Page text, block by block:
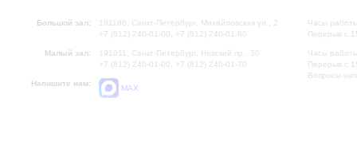
Большой зал:
191186, Санкт-Петербург, Михайловская ул., 2
+7 (812) 240-01-00, +7 (812) 240-01-80
Малый зал:
191011, Санкт-Петербург, Невский пр., 30
+7 (812) 240-01-00, +7 (812) 240-01-70
Напишите нам:
MAX
Часы
Перерыв с
Часы
Перерыв с
Вопросы